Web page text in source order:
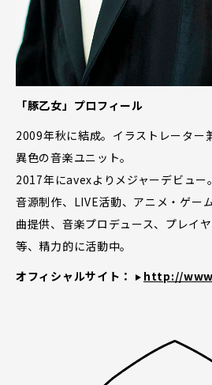
「豚乙女」プロフィール
2009年秋に結成。イラストレーター
異色の音楽ユニット。
2017年にavexよりメジャーデビュー。
音源制作、LIVE活動、アニメ・ゲー
曲提供、音楽プロデュース、プレイ
等、精力的に活動中。
オフィシャルサイト：
http://